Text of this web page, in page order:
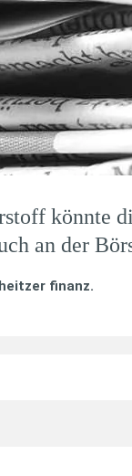
könnte
an der
heitzer finanz.